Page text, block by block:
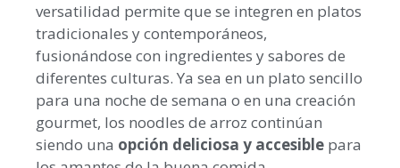
versatilidad permite que se integren en platos
tradicionales y contemporáneos,
fusionándose con ingredientes y sabores de
diferentes culturas. Ya sea en un plato sencillo
para una noche de semana o en una creación
gourmet, los noodles de arroz continúan
siendo una opción deliciosa y accesible para